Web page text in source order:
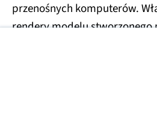
przenośnych komputerów.
rendery modelu stworzonego